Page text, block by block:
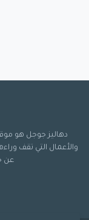
والأعمال التي تقف
عن